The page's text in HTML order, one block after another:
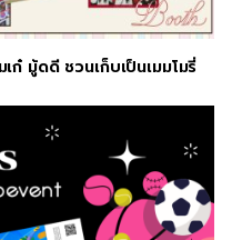
มู้ดดี ชวนเก็บเป็นเมมโมรี่